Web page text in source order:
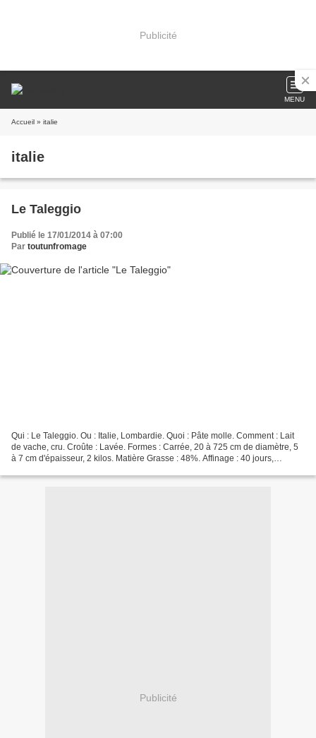
Publicité
MENU
Accueil » italie
italie
Le Taleggio
Publié le 17/01/2014 à 07:00
Par toutunfromage
Qui : Le Taleggio. Ou : Italie, Lombardie. Quoi : Pâte molle. Comment : Lait
de vache, cru. Croûte : Lavée. Formes : Carrée, 20 à 725 cm de diamètre, 5
à 7 cm d'épaisseur, 2 kilos. Matière Grasse : 48%. Affinage : 40 jours,
Publicité